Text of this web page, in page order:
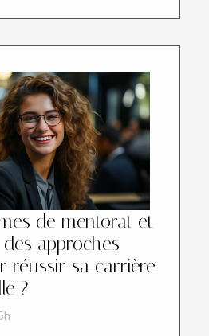
de mentorat et
approches
réussir sa carrière
?